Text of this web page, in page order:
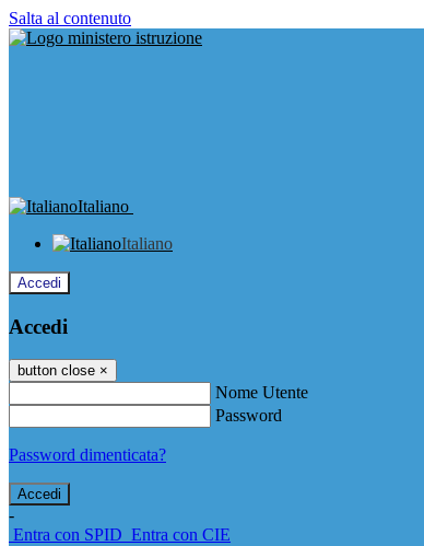
Salta al contenuto
Italiano
Italiano
Accedi
Accedi
button close ×
Nome Utente
Password
Password dimenticata?
-
Entra con SPID Entra con CIE